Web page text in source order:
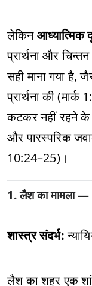
लेकिनआध्यात्मिक
प्रार्थना और
सही माना गया
प्रार्थना की
कटकर नहीं रहने के
और पारस्परिक
10:24–25)।
1. लैश का मामला —
शास्त्र संदर्भ:
लैश का शहर एक